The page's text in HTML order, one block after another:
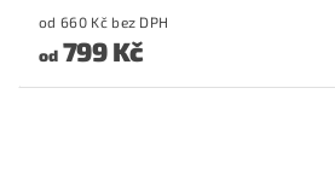
od 660 Kč bez DPH
od799 Kč